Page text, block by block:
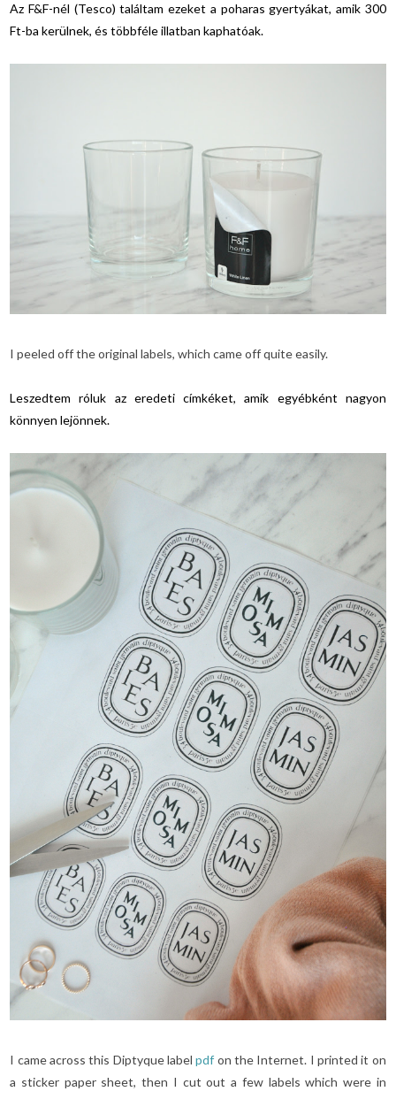
Az F&F-nél (Tesco) találtam ezeket a poharas gyertyákat, amik 300
Ft-ba kerülnek, és többféle illatban kaphatóak.
I peeled off the original labels, which came off quite easily.
Leszedtem róluk az eredeti címkéket, amik egyébként nagyon
könnyen lejönnek.
I came across this Diptyque labelpdf on the Internet. I printed it on
a sticker paper sheet, then I cut out a few labels which were in